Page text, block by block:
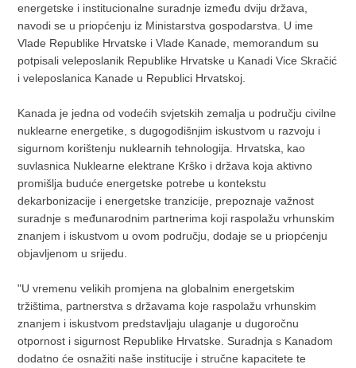
energetske i institucionalne suradnje između dviju država,
navodi se u priopćenju iz Ministarstva gospodarstva. U ime
Vlade Republike Hrvatske i Vlade Kanade, memorandum su
potpisali veleposlanik Republike Hrvatske u Kanadi Vice Skračić
i veleposlanica Kanade u Republici Hrvatskoj.
Kanada je jedna od vodećih svjetskih zemalja u području civilne
nuklearne energetike, s dugogodišnjim iskustvom u razvoju i
sigurnom korištenju nuklearnih tehnologija. Hrvatska, kao
suvlasnica Nuklearne elektrane Krško i država koja aktivno
promišlja buduće energetske potrebe u kontekstu
dekarbonizacije i energetske tranzicije, prepoznaje važnost
suradnje s međunarodnim partnerima koji raspolažu vrhunskim
znanjem i iskustvom u ovom području, dodaje se u priopćenju
objavljenom u srijedu.
"U vremenu velikih promjena na globalnim energetskim
tržištima, partnerstva s državama koje raspolažu vrhunskim
znanjem i iskustvom predstavljaju ulaganje u dugoročnu
otpornost i sigurnost Republike Hrvatske. Suradnja s Kanadom
dodatno će osnažiti naše institucije i stručne kapacitete te